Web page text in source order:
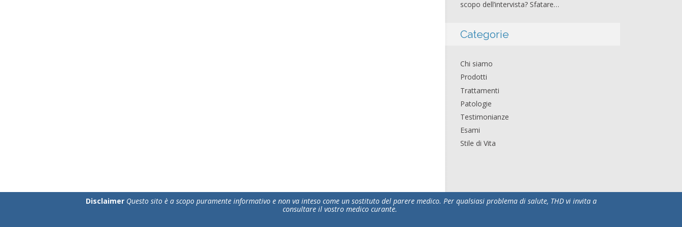
scopo dell’intervista? Sfatare…
Categorie
Chi siamo
Prodotti
Trattamenti
Patologie
Testimonianze
Esami
Stile di Vita
Disclaimer Questo sito è a scopo puramente informativo e non va inteso come un sostituto del parere medico. Per qualsiasi problema di salute, THD vi invita a
consultare il vostro medico curante.